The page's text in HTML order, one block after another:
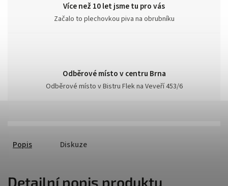
Více než 10 let jsme tu pro vás
Začalo to plechovkou piva na obrubníku
Odběrové místo v centru Brna
Odběrové místo v Bistru Flek na Veveří 453/6
Popis Diskuze
Detailní popis produktu